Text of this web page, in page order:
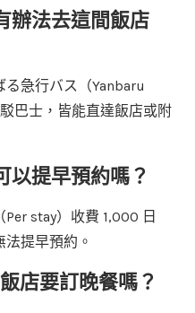
辦法去這間飯店
急行バス（Yanbaru
巴士，皆能直達飯店或附
以提早預約嗎？
stay）收費 1,000 日
提早預約。
店要訂晚餐嗎？